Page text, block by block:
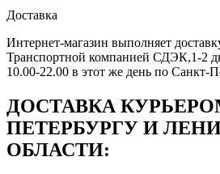
Доставка
Интернет-магазин выполняет
Транспортной компанией СДЭК,1-2
10.00-22.00 в этот же день по Санкт-
ДОСТАВКА
ПЕТЕРБУРГУ И
ОБЛАСТИ: